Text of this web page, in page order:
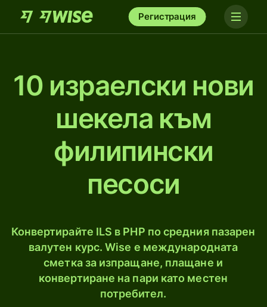
Регистрация
10 израелски нови
шекела към
филипински
песоси
Конвертирайте ILS в PHP по средния пазарен
валутен курс. Wise е международната
сметка за изпращане, плащане и
конвертиране на пари като местен
потребител.